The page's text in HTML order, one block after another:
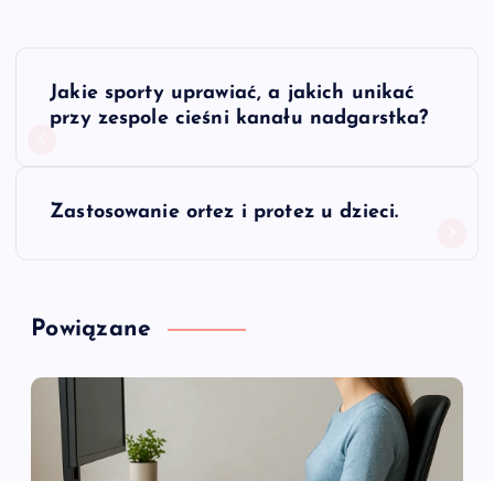
N
a
c
Jakie sporty uprawiać, a jakich unikać
przy zespole cieśni kanału nadgarstka?
Zastosowanie ortez i protez u dzieci.
Powiązane